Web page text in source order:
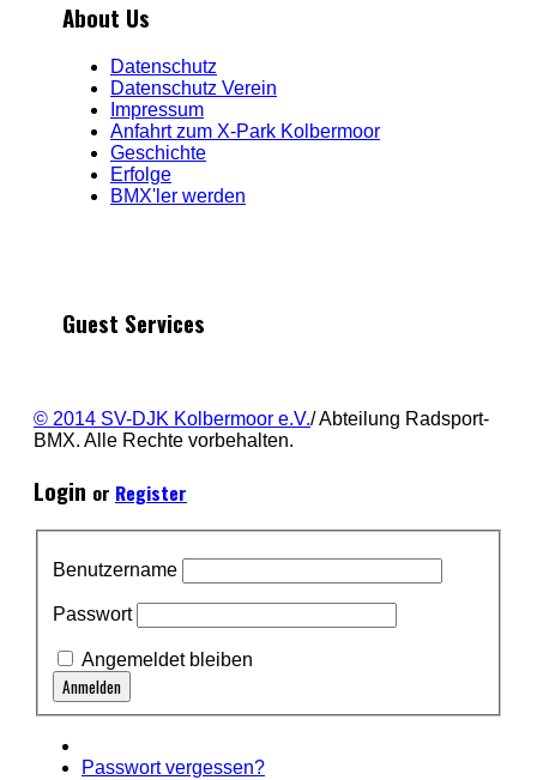
About Us
Datenschutz
Datenschutz Verein
Impressum
Anfahrt zum X-Park Kolbermoor
Geschichte
Erfolge
BMX'ler werden
Guest Services
© 2014 SV-DJK Kolbermoor e.V./ Abteilung Radsport-
BMX. Alle Rechte vorbehalten.
Login or Register
Benutzername
Passwort
Angemeldet bleiben
Passwort vergessen?